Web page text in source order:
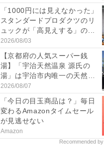
「1000円には見えなかった」
スタンダードプロダクツのリ
ュックが「高見えする」の...
2026/08/03
【京都府の人気スーパー銭
湯】「宇治天然温泉 源氏の
湯」は宇治市内唯一の天然温
泉と...
2026/08/07
「今日の目玉商品は？」毎日
変わるAmazonタイムセール
が見逃せない
Amazon
Recommended by